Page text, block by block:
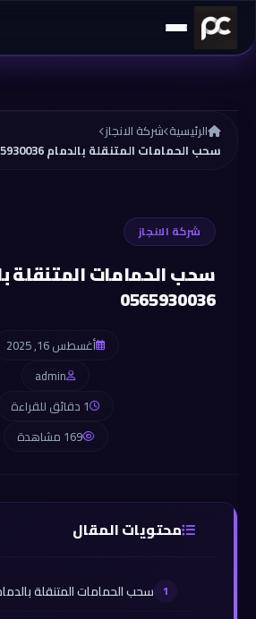
تخطي إلى المحتوى
الرئيسية شركة الانجاز
سحب الحمامات المتنقلة بالدمام 0565930036
شركة الانجاز
سحب الحمامات المتنقلة
0565930036
أغسطس 16, 2025
admin
1 دقائق للقراءة
169 مشاهدة
محتويات المقال
سحب الحمامات المتنقلة بالدمام